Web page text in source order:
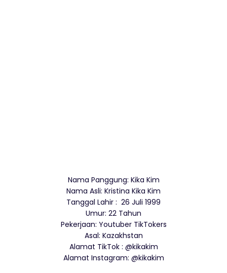
Nama Panggung: Kika Kim
Nama Asli: Kristina Kika Kim
Tanggal Lahir : 26 Juli 1999
Umur: 22 Tahun
Pekerjaan: Youtuber TikTokers
Asal: Kazakhstan
Alamat TikTok : @kikakim
Alamat Instagram: @kikakim